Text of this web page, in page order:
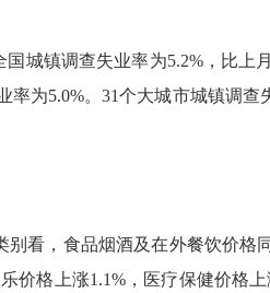
国城镇调查失业率为5.2%，比上
率为5.0%。31个大城市城镇调查
别看，食品烟酒及在外餐饮价格
价格上涨1.1%，医疗保健价格上